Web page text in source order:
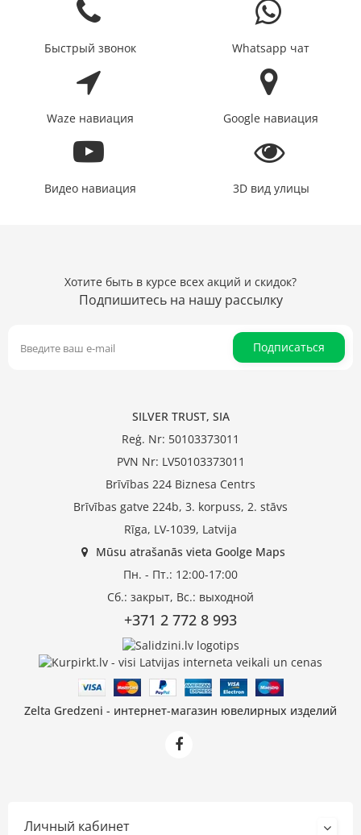
Быстрый звонок Whatsapp чат
Waze навиация Google навиация
Видео навиация 3D вид улицы
Хотите быть в курсе всех акций и скидок?
Подпишитесь на нашу рассылку
Подписаться
SILVER TRUST, SIA
Reģ. Nr: 50103373011
PVN Nr: LV50103373011
Brīvības 224 Biznesa Centrs
Brīvības gatve 224b, 3. korpuss, 2. stāvs
Rīga, LV-1039, Latvija
Mūsu atrašanās vieta Goolge Maps
Пн. - Пт.: 12:00-17:00
Сб.: закрыт, Вс.: выходной
+371 2 772 8 993
Zelta Gredzeni - интернет-магазин ювелирных изделий
Личный кабинет